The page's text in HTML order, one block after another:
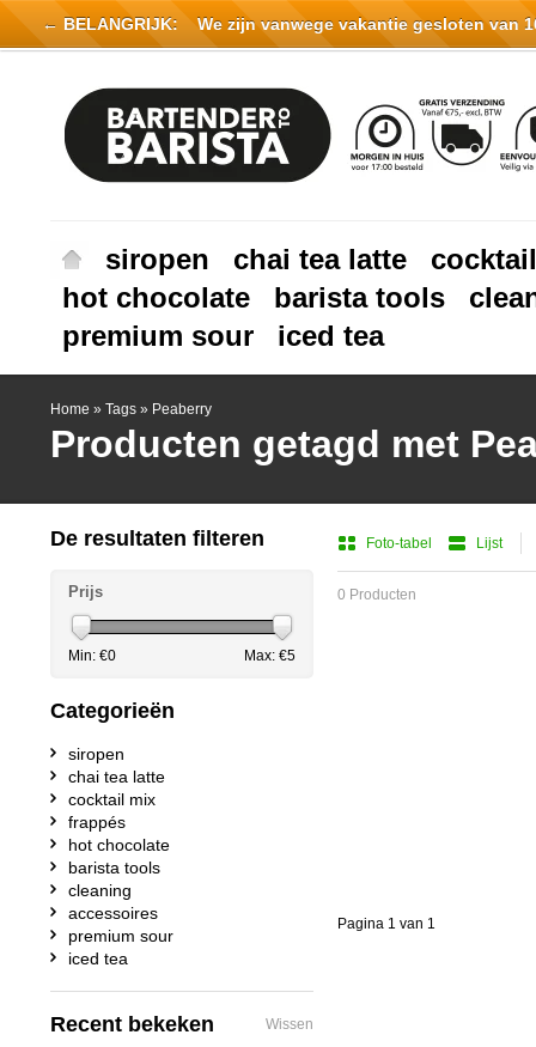
siropen chai tea latte
hot chocolate
barista tools
premium sour
iced tea
Home » Tags » Peaberry
Producten getagd met
Foto-tabel Lijst
0 Producten
Pagina 1 van 1
De resultaten filteren
Prijs
Min: €0 Max: €5
Categorieën
siropen
chai tea latte
cocktail mix
frappés
hot chocolate
barista tools
cleaning
accessoires
premium sour
iced tea
Recent bekeken Wissen
← BELANGRIJK: We zijn vanwege vakantie gesloten van